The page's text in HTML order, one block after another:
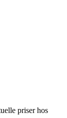
priser hos